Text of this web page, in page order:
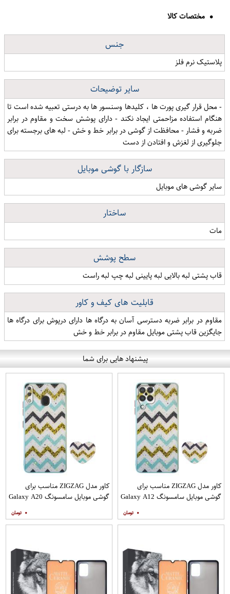
مختصات کالا
جنس
پلاستیک نرم فلز
سایر توضیحات
- محل قرار گیری پورت ها ، کلیدها وسنسور ها به درستی تعبیه شده است تا
هنگام استفاده مزاحمتی ایجاد نکند - دارای پوشش سخت و مقاوم در برابر
ضربه و فشار - محافظت از گوشی در برابر خط و خش - لبه های برجسته برای
جلوگیری از لغزش و افتادن از دست
سازگار با گوشی موبایل
سایر گوشی های موبایل
ساختار
مات
سطح پوشش
قاب پشتی لبه بالایی لبه پایینی لبه چپ لبه راست
قابلیت های کیف و کاور
مقاوم در برابر ضربه دسترسی آسان به درگاه ها دارای درپوش برای درگاه ها
جایگزین قاب پشتی موبایل مقاوم در برابر خط و خش
پیشنهاد هایی برای شما
کاور مدل ZIGZAG مناسب برای
گوشی موبایل سامسونگ Galaxy A12
۰
کاور مدل ZIGZAG مناسب برای
گوشی موبایل سامسونگ Galaxy A20
۰